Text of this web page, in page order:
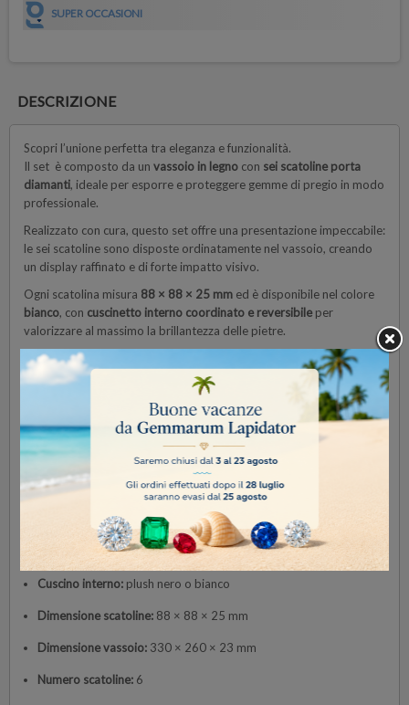
SUPER OCCASIONI
DESCRIZIONE
Scopri l’unione perfetta tra eleganza e funzionalità.
Il set è composto da un vassoio in legno con sei scatoline porta
diamanti, ideale per esporre e proteggere gemme di pregio in modo
professionale.
Realizzato con cura, questo set offre una presentazione impeccabile:
le sei scatoline sono disposte ordinatamente nel vassoio, creando
un display raffinato e di forte impatto visivo.
Ogni scatolina misura 88 × 88 × 25 mm ed è disponibile nel colore
bianco, con cuscinetto interno coordinato e reversibile per
valorizzare al massimo la brillantezza delle pietre.
Ilsistema di chiusura magnetica
mantiene le gemme al sicuro e
garantisce un’apertura fluida e discreta.
330 × 260 × 23 mm
, completa il set con
un design sobrio e di classe.
Perfetto per gioiellerie, gemmologi e collezionisti, questo set unisce
lusso, ordine e massima protezione in un’unica soluzione.
Specifiche tecniche
Colori disponibili: bianco
Materiale: legno premium con cuscinetti morbidi
Cuscino interno: plush nero o bianco
Dimensione scatoline: 88 × 88 × 25 mm
Dimensione vassoio: 330 × 260 × 23 mm
Numero scatoline: 6